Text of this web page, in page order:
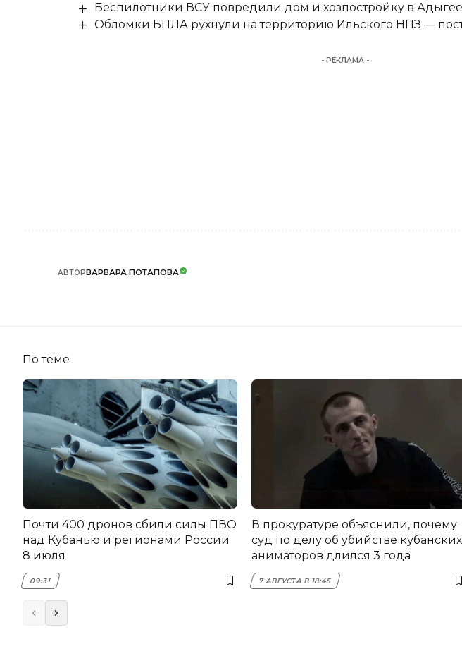
Беспилотники ВСУ повредили дом и хозпостройку в Адыгее
Обломки БПЛА рухнули на территорию Ильского НПЗ —
- РЕКЛАМА -
АВТОРВАРВАРА ПОТАПОВА
По теме
Почти 400 дронов сбили силы ПВО
над Кубанью и регионами России
8 июля
09:31
В прокуратуре объяснили, почему
суд по делу об убийстве кубанских
аниматоров длился 3 года
7 АВГУСТА В 18:45